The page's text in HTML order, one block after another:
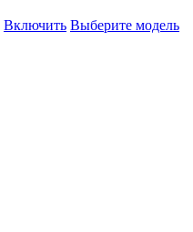
Включить Выберите модель